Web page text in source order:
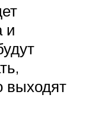
и
выходят